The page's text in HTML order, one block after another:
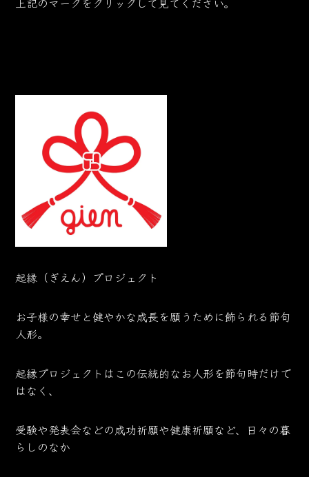
起縁（ぎえん）プロジェクト
お子様の幸せと健やかな成長を願うために飾られる節句
人形。
起縁プロジェクトはこの伝統的なお人形を節句時だけで
はなく、
受験や発表会などの成功祈願や健康祈願など、日々の暮
らしのなか